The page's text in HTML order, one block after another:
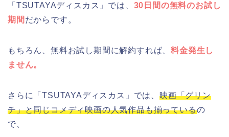
「TSUTAYAディスカス」では、 30日間の無料のお試し
期間 だからです。
もちろん、無料お試し期間に解約すれば、料金発生し
ません。
さらに「TSUTAYAディスカス」では、 映画「グリン
チ」と同じコメディ映画の人気作品も揃っているの
で、